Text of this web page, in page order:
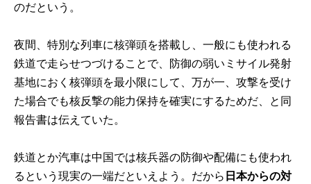
のだという。
夜間、特別な列車に核弾頭を搭載し、一般にも使われる
鉄道で走らせつづけることで、防御の弱いミサイル発射
基地におく核弾頭を最小限にして、万が一、攻撃を受け
た場合でも核反撃の能力保持を確実にするためだ、と同
報告書は伝えていた。
鉄道とか汽車は中国では核兵器の防御や配備にも使われ
るという現実の一端だといえよう。だから 日本からの対